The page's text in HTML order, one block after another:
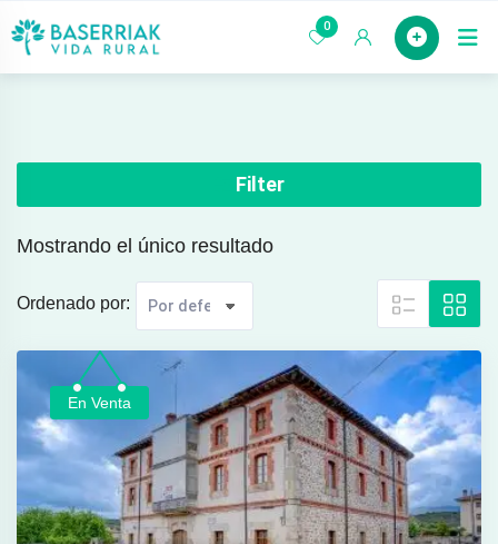
saltar
0
Filter
Mostrando el único resultado
Ordenado por:
En Venta